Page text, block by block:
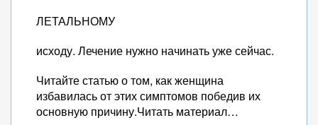
ЛЕТАЛЬНОМУ
исходу. Лечение нужно начинать уже сейчас.
Читайте статью о том, как женщина
избавилась от этих симптомов победив их
основную причину.Читать материал…